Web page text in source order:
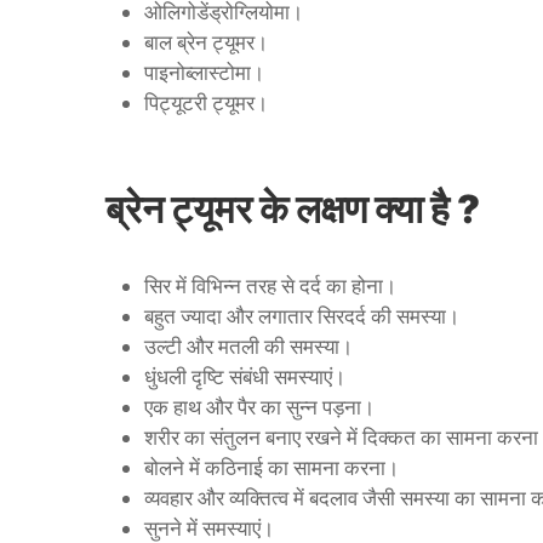
ओलिगोडेंड्रोग्लियोमा।
बाल ब्रेन ट्यूमर।
पाइनोब्लास्टोमा।
पिट्यूटरी ट्यूमर।
ब्रेन ट्यूमर के लक्षण क्या है ?
सिर में विभिन्न तरह से दर्द का होना।
बहुत ज्यादा और लगातार सिरदर्द की समस्या।
उल्टी और मतली की समस्या।
धुंधली दृष्टि संबंधी समस्याएं।
एक हाथ और पैर का सुन्न पड़ना।
शरीर का संतुलन बनाए रखने में दिक्कत का सामना
बोलने में कठिनाई का सामना करना।
व्यवहार और व्यक्तित्व में बदलाव जैसी समस्या का सामना
सुनने में समस्याएं।